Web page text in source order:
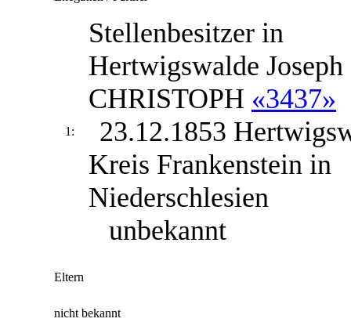
1:
Stellenbesitzer in
Hertwigswalde Joseph
CHRISTOPH «3437»
23.12.1853
Kreis Frankenstein in
Niederschlesien
unbekannt
Eltern
nicht bekannt